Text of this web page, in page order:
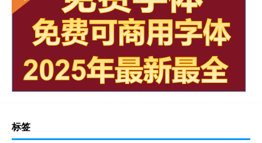
标签